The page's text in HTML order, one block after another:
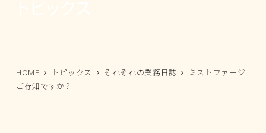
HOME トピックス それぞれの業務日誌
ミストファージ
ご存知ですか？